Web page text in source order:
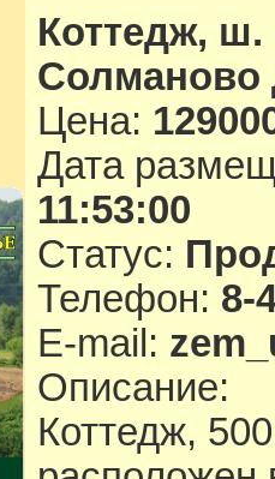
Коттедж, ш.
Солманово
Цена:
Дата
11:53:00
Статус:
Телефон: 8-
E-mail:
Описание:
Коттедж,